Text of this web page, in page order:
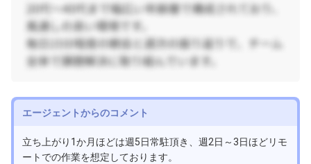
エージェントからのコメント
立ち上がり1か月ほどは週5日常駐頂き、週2日～3日ほどリモ
ートでの作業を想定しております。